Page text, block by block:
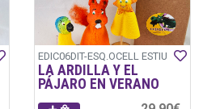
EDIC06DIT-ESQ.OCELL ESTIU
LA ARDILLA Y EL
PÁJARO EN VERANO